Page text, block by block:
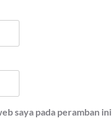
saya pada peramban